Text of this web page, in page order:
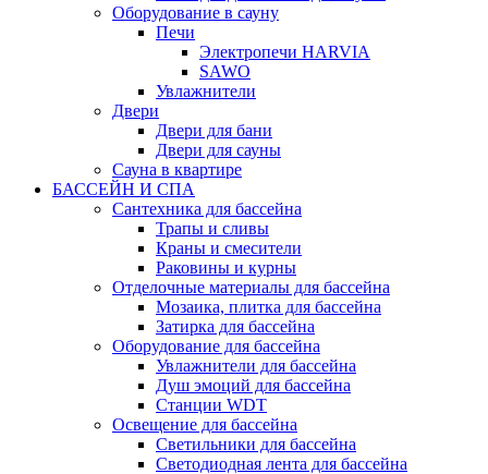
Оборудование в сауну
Печи
Электропечи HARVIA
SAWO
Увлажнители
Двери
Двери для бани
Двери для сауны
Сауна в квартире
БАССЕЙН И СПА
Сантехника для бассейна
Трапы и сливы
Краны и смесители
Раковины и курны
Отделочные материалы для бассейна
Мозаика, плитка для бассейна
Затирка для бассейна
Оборудование для бассейна
Увлажнители для бассейна
Душ эмоций для бассейна
Станции WDT
Освещение для бассейна
Светильники для бассейна
Светодиодная лента для бассейна